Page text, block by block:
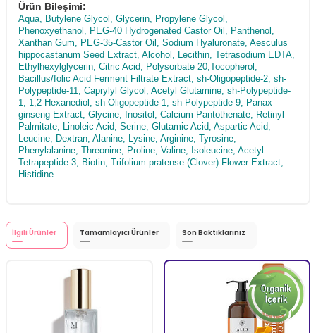
Ürün Bileşimi:
Aqua, Butylene Glycol, Glycerin, Propylene Glycol,
Phenoxyethanol, PEG-40 Hydrogenated Castor Oil, Panthenol,
Xanthan Gum, PEG-35-Castor Oil, Sodium Hyaluronate, Aesculus
hippocastanum Seed Extract, Alcohol, Lecithin, Tetrasodium EDTA,
Ethylhexylglycerin, Citric Acid, Polysorbate 20,Tocopherol,
Bacillus/folic Acid Ferment Filtrate Extract, sh-Oligopeptide-2, sh-
Polypeptide-11, Caprylyl Glycol, Acetyl Glutamine, sh-Polypeptide-
1, 1,2-Hexanediol, sh-Oligopeptide-1, sh-Polypeptide-9, Panax
ginseng Extract, Glycine, Inositol, Calcium Pantothenate, Retinyl
Palmitate, Linoleic Acid, Serine, Glutamic Acid, Aspartic Acid,
Leucine, Dextran, Alanine, Lysine, Arginine, Tyrosine,
Phenylalanine, Threonine, Proline, Valine, Isoleucine, Acetyl
Tetrapeptide-3, Biotin, Trifolium pratense (Clover) Flower Extract,
Histidine
İlgili Ürünler Tamamlayıcı Ürünler Son Baktıklarınız